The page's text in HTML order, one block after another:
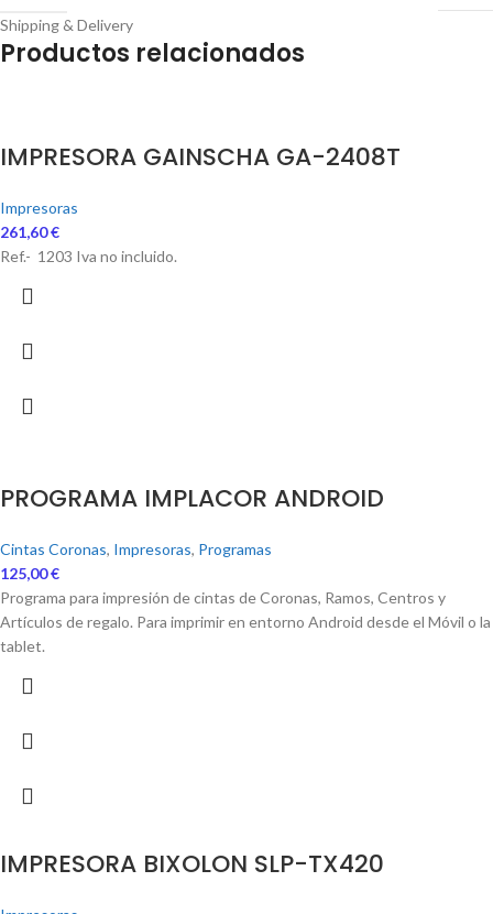
Shipping & Delivery
Productos relacionados
IMPRESORA GAINSCHA GA-2408T
Impresoras
261,60€
Ref.- 1203 Iva no incluido.
PROGRAMA IMPLACOR ANDROID
Cintas Coronas, Impresoras, Programas
125,00€
Programa para impresión de cintas de Coronas, Ramos, Centros y
Artículos de regalo. Para imprimir en entorno Android desde el Móvil o la
tablet.
IMPRESORA BIXOLON SLP-TX420